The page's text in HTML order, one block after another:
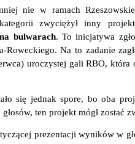
nie w ramach
zwyciężył inny
bulwarach. To inicjatywa
Na to zadanie
uroczystej gali RBO, która
się jednak spore, bo oba
ten projekt mógł zostać
prezentacji wyników w